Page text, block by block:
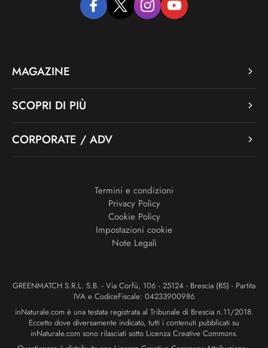
facebooktwitter instagramyoutube
MAGAZINE
SCOPRI DI PIÙ
CORPORATE / ADV
Termini e condizioni
Privacy Policy
Cookie Policy
Impostazioni cookie
Note Legali
GREENMATCH S.R.L. S.B. - Via Corfù, 106 - 25124 - Brescia (BS) - Partita
IVA e CodiceFiscale: 04233900986
inNaturale.com è una testata registrata al Tribunale di Brescia n.11/2018.
Eccetto dove diversamente indicato, tutti i contenuti pubblicati su
inNaturale.com sono rilasciati sotto Licenza Creative Commons.